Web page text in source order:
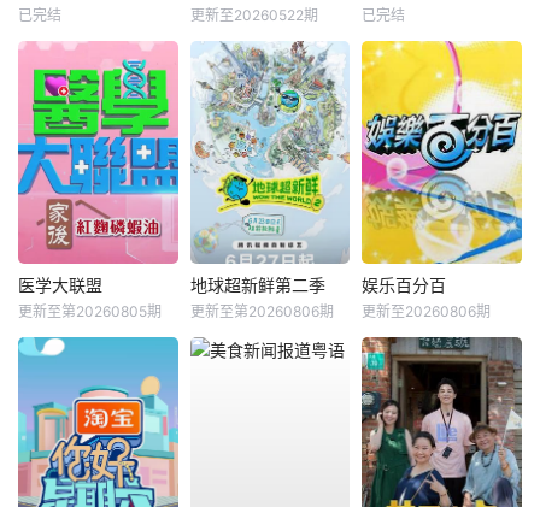
已完结 更新至20260522期 已完结
医学大联盟
更新至第20260805期
地球超新鲜第二季
更新至第20260806期
娱乐百分百
更新至20260806期